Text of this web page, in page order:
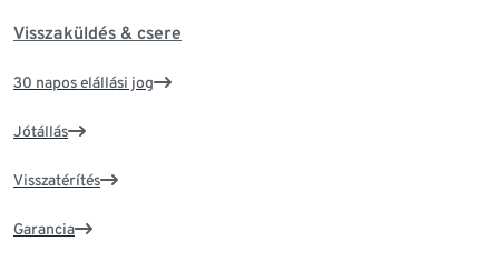
Visszaküldés & csere
30 napos elállási jog
Jótállás
Visszatérítés
Garancia